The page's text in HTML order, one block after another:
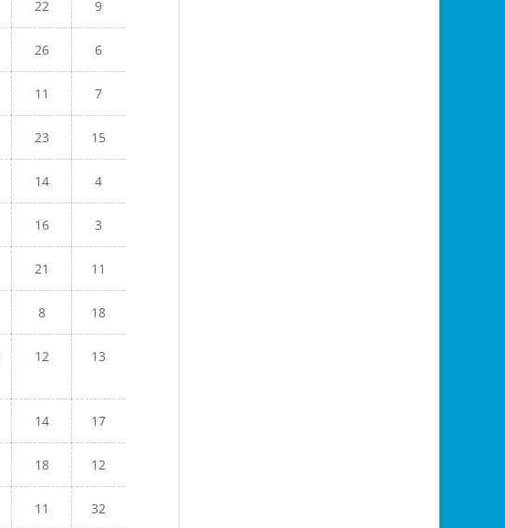
22 9
26 6
11 7
23 15
14 4
16 3
21 11
8 18
12 13
14 17
18 12
11 32